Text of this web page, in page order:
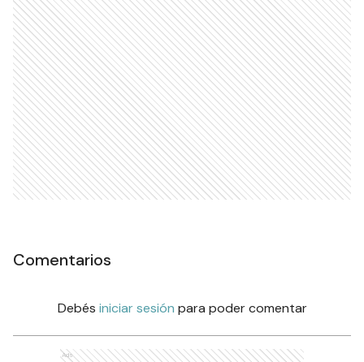
Comentarios
Debés iniciar sesión para poder comentar
Ads